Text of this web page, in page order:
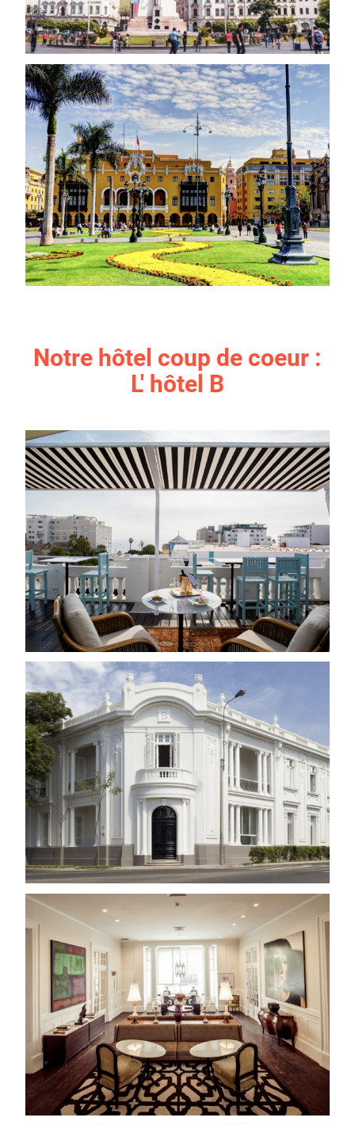
Notre hôtel coup de coeur :
L' hôtel B